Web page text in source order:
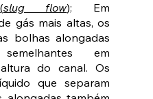
slug flow): Em
gás mais altas, os
bolhas alongadas
em
do canal. Os
que separam